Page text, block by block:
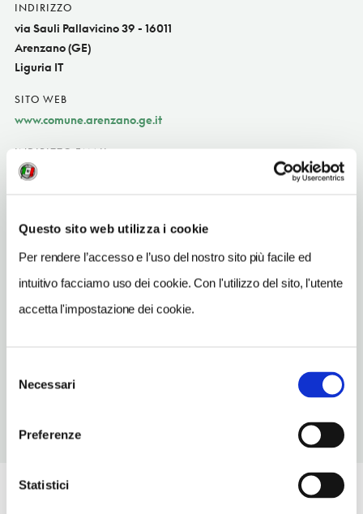
Questo sito web utilizza i cookie
Per rendere l’accesso e l’uso del nostro sito più facile ed
intuitivo facciamo uso dei cookie. Con l'utilizzo del sito, l'utente
accetta l'impostazione dei cookie.
delNecessari
Preferenze
Statistici
INDIRIZZO
via Sauli Pallavicino 39 - 16011
Arenzano (GE)
Liguria IT
SITO WEB
www.comune.arenzano.ge.it
INDIRIZZO EMAIL
cultura@comune.arenzano.ge.it
0109138201
ORARI DI APERTURA
Apertura: lunedì-domenica 8-20; i giorni e gli orari di apertura
aperto